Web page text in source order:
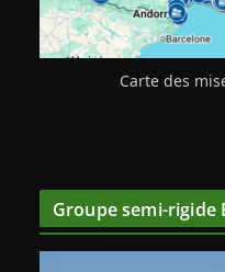
Carte des
Groupe semi-rigide